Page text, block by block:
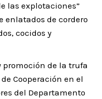
las explotaciones”
enlatados de cordero
cocidos y
promoción de la trufa
Cooperación en el
del Departamento